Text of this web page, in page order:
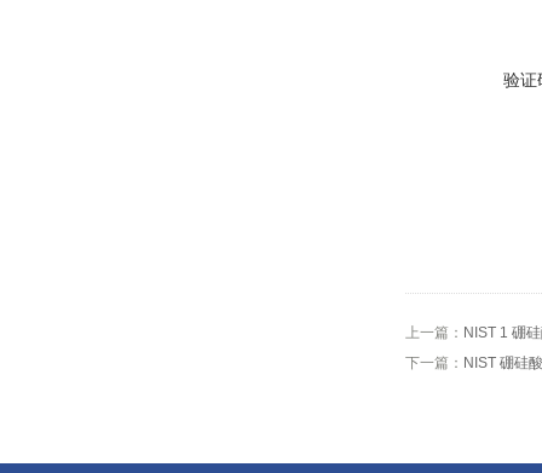
验证
上一篇： NIST 1 硼
下一篇： NIST 硼硅